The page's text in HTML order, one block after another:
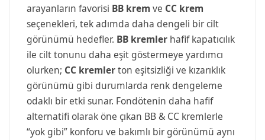
arayanların favorisi BB krem ve CC krem
seçenekleri, tek adımda daha dengeli bir cilt
görünümü hedefler. BB kremler hafif kapatıcılık
ile cilt tonunu daha eşit göstermeye yardımcı
olurken; CC kremlerton eşitsizliği ve kızarıklık
görünümü gibi durumlarda renk dengeleme
odaklı bir etki sunar. Fondötenin daha hafif
alternatifi olarak öne çıkan BB & CC kremlerle
“yok gibi” konforu ve bakımlı bir görünümü aynı